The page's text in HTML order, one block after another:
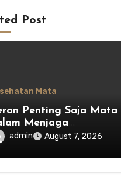
Post
Mata
Penting Saja Mata
Menjaga
Ekosistem
admin August 7, 2026